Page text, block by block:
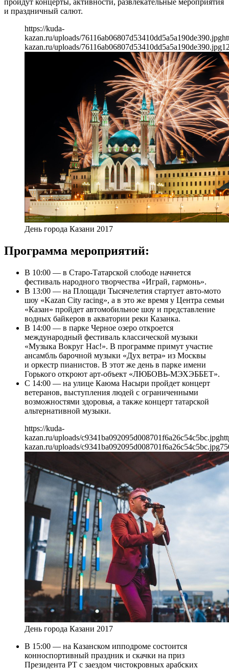
пройдут концерты, активности, развлекательные мероприятия
и праздничный салют.
https://kuda-
kazan.ru/uploads/76116ab06807d53410dd5a5a190de390.jpg
kazan.ru/uploads/76116ab06807d53410dd5a5a190de390.jpg
День города Казани 2017
Программа мероприятий:
В 10:00 — в Старо-Татарской слободе начнется
фестиваль народного творчества «Играй, гармонь».
В 13:00 — на Площади Тысячелетия стартует авто-мото
шоу «Kazan City racing», а в это же время у Центра семьи
«Казан» пройдет автомобильное шоу и представление
водных байкеров в акватории реки Казанка.
В 14:00 — в парке Черное озеро откроется
международный фестиваль классической музыки
«Музыка Вокруг Нас!». В программе примут участие
ансамбль барочной музыки «Дух ветра» из Москвы
и оркестр пианистов. В этот же день в парке имени
Горького откроют арт-объект «ЛЮБОВЬ-МЭХЭББЕТ».
С 14:00 — на улице Каюма Насыри пройдет концерт
ветеранов, выступления людей с ограниченными
возможностями здоровья, а также концерт татарской
альтернативной музыки.
https://kuda-
kazan.ru/uploads/c9341ba092095d008701f6a26c54c5bc.jpg
kazan.ru/uploads/c9341ba092095d008701f6a26c54c5bc.jpg
День города Казани 2017
В 15:00 — на Казанском ипподроме состоится
конноспортивный праздник и скачки на приз
Президента РТ с заездом чистокровных арабских